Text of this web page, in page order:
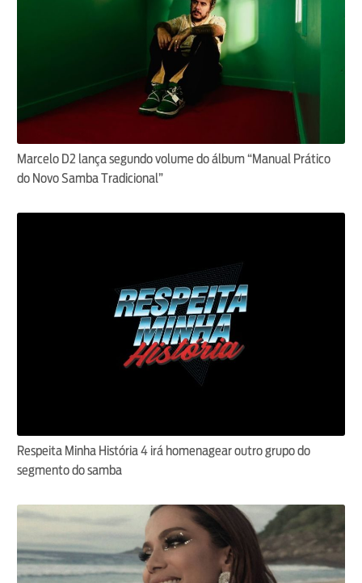
Marcelo D2 lança segundo volume do álbum “Manual Prático
do Novo Samba Tradicional”
Respeita Minha História 4 irá homenagear outro grupo do
segmento do samba